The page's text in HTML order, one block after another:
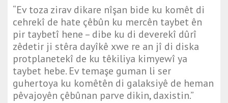
“Ev toza zirav dikare nîşan bide ku komêt di
cehrekî de hate çêbûn ku mercên taybet ên
pir taybetî hene – dibe ku di deverekî dûrî
zêdetir ji stêra dayîkê xwe re an jî di diska
protplanetekî de ku têkiliya kimyewî ya
taybet hebe. Ev temaşe guman li ser
guhertoya ku komêtên di galaksiyê de heman
pêvajoyên çêbûnan parve dikin, daxistin.”